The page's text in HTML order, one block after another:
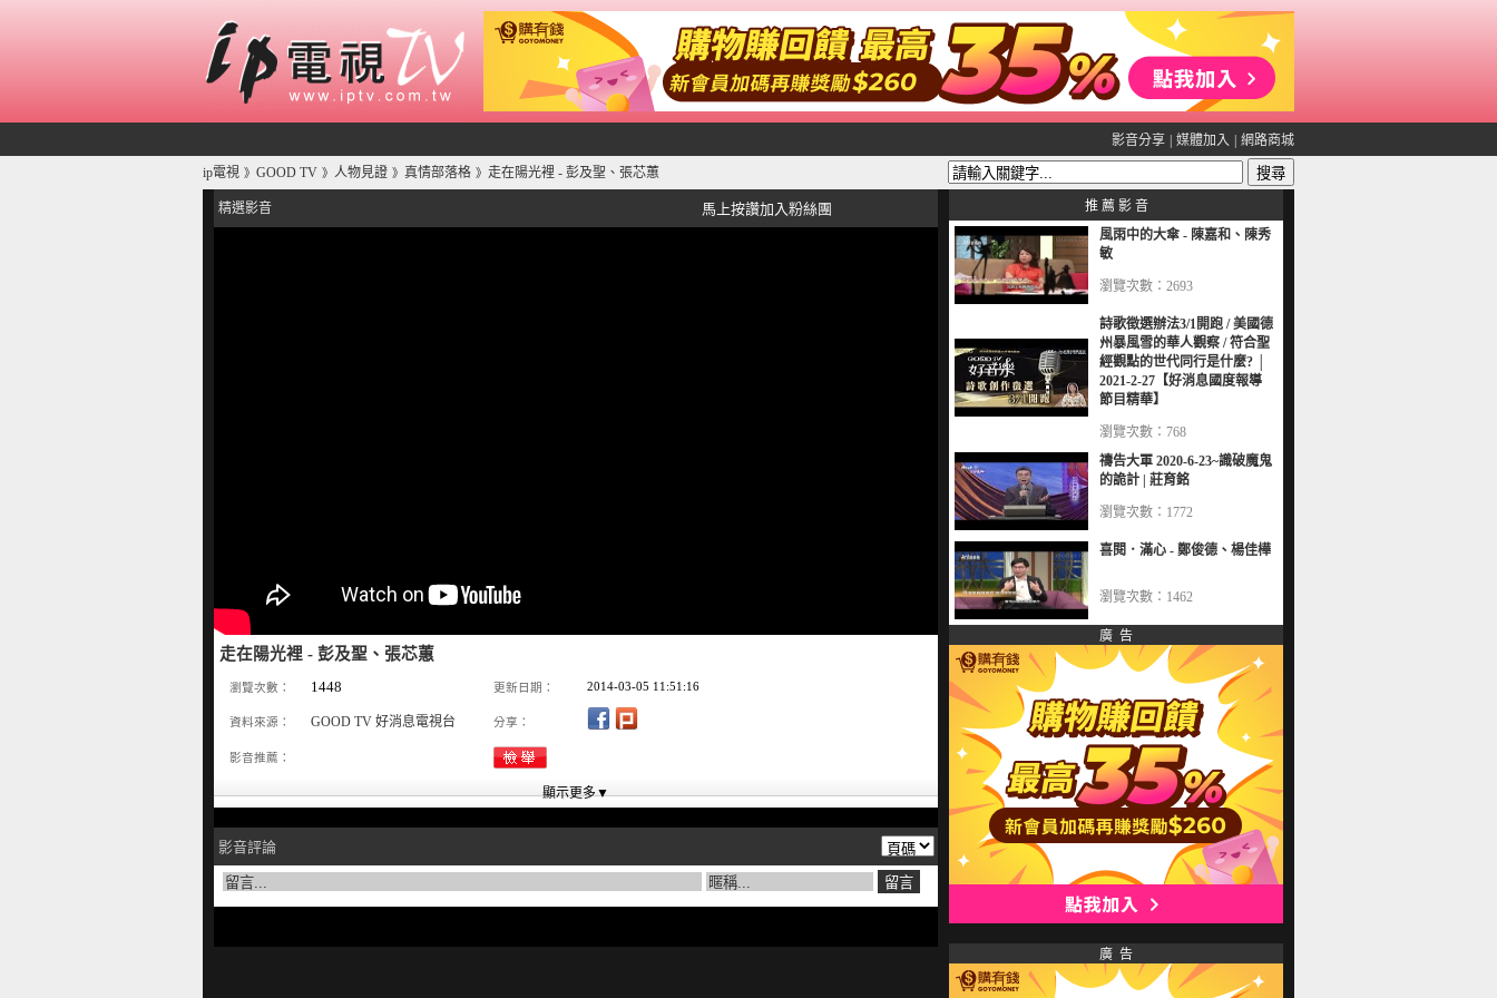
影音分享 媒體加入 網路商城
ip電視 》 GOOD TV 》 人物見證 》 真情部落格 》 走在陽光裡 - 彭及聖、張芯蕙
精選影音 馬上按讚加入粉絲團
走在陽光裡 - 彭及聖、張芯蕙
瀏覽次數： 1448 更新日期： 2014-03-05 11:51:16
資料來源： GOOD TV 好消息電視台 分享：
影音推薦：
影音評論
推 薦 影 音
風雨中的大傘 - 陳嘉和、陳秀
敏
瀏覽次數：2693
詩歌徵選辦法3/1開跑 / 美國德
州暴風雪的華人觀察 / 符合聖
經觀點的世代同行是什麼? │
2021-2-27【好消息國度報導
節目精華】
瀏覽次數：768
禱告大軍 2020-6-23~識破魔鬼
的詭計 | 莊育銘
瀏覽次數：1772
喜閱．滿心 - 鄭俊德、楊佳樺
瀏覽次數：1462
廣 告
廣 告